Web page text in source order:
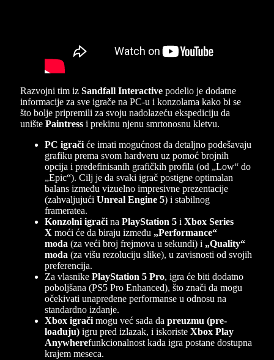
Razvojni tim iz Sandfall Interactive podelio je dodatne
informacije za sve igrače na PC-u i konzolama kako bi se
što bolje pripremili za svoju nadolazeću ekspediciju da
unište Paintress i prekinu njenu smrtonosnu kletvu.
PC igrači će imati mogućnost da detaljno podešavaju
grafiku prema svom hardveru uz pomoć brojnih
opcija i predefinisanih grafičkih profila (od „Low“ do
„Epic“). Cilj je da svaki igrač postigne optimalan
balans između vizuelno impresivne prezentacije
(zahvaljujući Unreal Engine 5) i stabilnog
frameratea.
Konzolni igrači na PlayStation 5 i Xbox Series
X moći će da biraju između „Performance“
moda (za veći broj frejmova u sekundi) i „Quality“
moda (za višu rezoluciju slike), u zavisnosti od svojih
preferencija.
Za vlasnike PlayStation 5 Pro, igra će biti dodatno
poboljšana (PS5 Pro Enhanced), što znači da mogu
očekivati unapređene performanse u odnosu na
standardno izdanje.
Xbox igrači mogu već sada da preuzmu (pre-
loaduju) igru pred izlazak, i iskoriste Xbox Play
Anywherefunkcionalnost kada igra postane dostupna
krajem meseca.